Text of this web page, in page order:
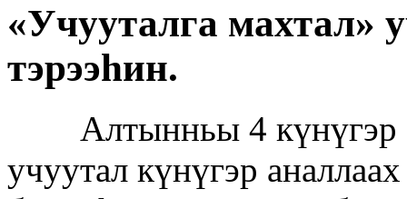
«Учууталга махтал»
тэрээһин.
Алтынньы 4 күнүгэр
учуутал күнүгэр